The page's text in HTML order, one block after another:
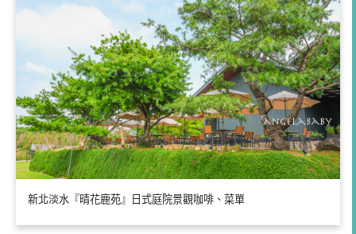
新北淡水『晴花鹿苑』日式庭院景觀咖啡、菜單